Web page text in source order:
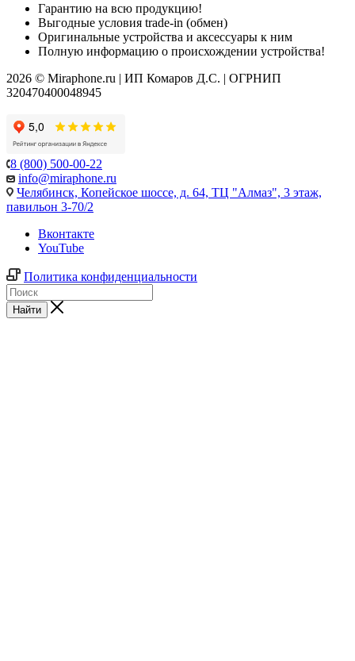
Гарантию на всю продукцию!
Выгодные условия trade-in (обмен)
Оригинальные устройства и аксессуары к ним
Полную информацию о происхождении устройства!
2026 © Miraphone.ru | ИП Комаров Д.С. | ОГРНИП
320470400048945
8 (800) 500-00-22
info@miraphone.ru
Челябинск, Копейское шоссе, д. 64, ТЦ "Алмаз", 3 этаж,
павильон 3-70/2
Вконтакте
YouTube
Политика конфиденциальности
Найти